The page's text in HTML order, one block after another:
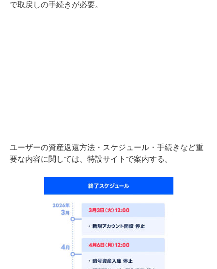
で取戻しの手続きが必要。
ユーザーの資産返還方法・スケジュール・手続きなど重
要な内容に関しては、特設サイトで案内する。